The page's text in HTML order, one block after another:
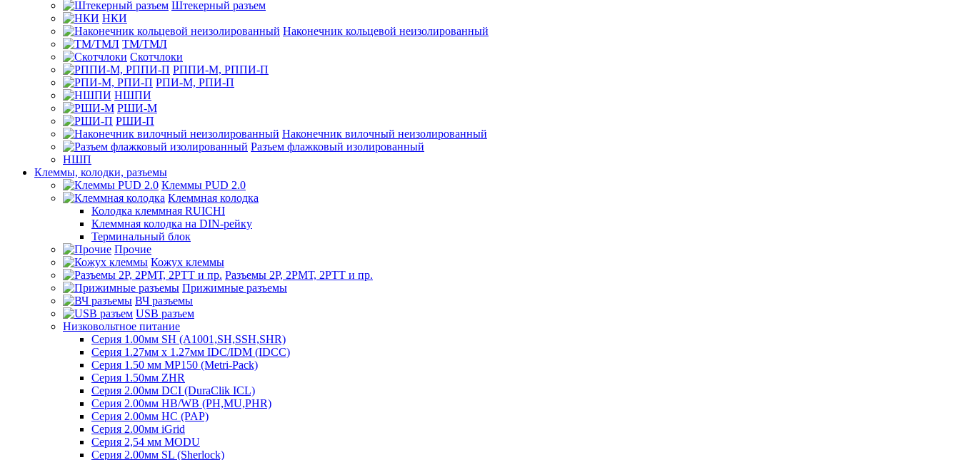
Штекерный разъем
НКИ
Наконечник кольцевой неизолированный
ТМ/ТМЛ
Скотчлоки
РППИ-М, РППИ-П
РПИ-М, РПИ-П
НШПИ
РШИ-М
РШИ-П
Наконечник вилочный неизолированный
Разъем флажковый изолированный
НШП
Клеммы, колодки, разъемы
Клеммы PUD 2.0
Клеммная колодка
Колодка клеммная RUICHI
Клеммная колодка на DIN-рейку
Терминальный блок
Прочие
Кожух клеммы
Разъемы 2Р, 2РМТ, 2РТТ и пр.
Прижимные разъемы
ВЧ разъемы
USB разъем
Низковольтное питание
Серия 1.00мм SH (A1001,SH,SSH,SHR)
Серия 1.27мм x 1.27мм IDC/IDM (IDCC)
Серия 1.50 мм MP150 (Metri-Pack)
Серия 1.50мм ZHR
Серия 2.00мм DCI (DuraClik ICL)
Серия 2.00мм HB/WB (PH,MU,PHR)
Серия 2.00мм HC (PAP)
Серия 2.00мм iGrid
Серия 2,54 мм MODU
Серия 2.00мм SL (Sherlock)